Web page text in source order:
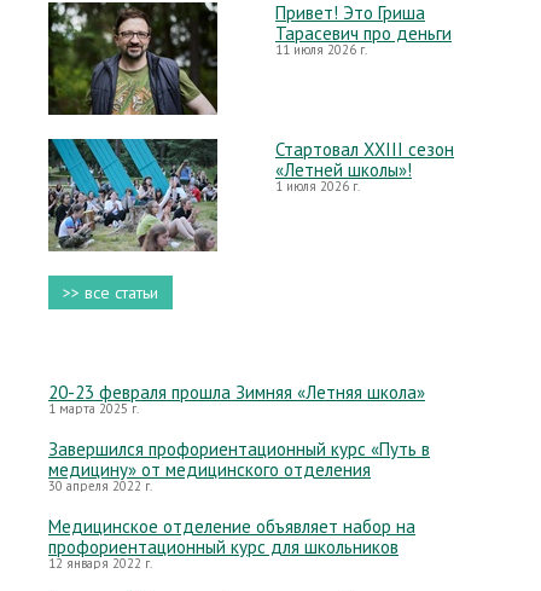
Привет! Это Гриша
Тарасевич про деньги
11 июля 2026 г.
Стартовал XXIII сезон
«Летней школы»!
1 июля 2026 г.
>> все статьи
20-23 февраля прошла Зимняя «Летняя школа»
1 марта 2025 г.
Завершился профориентационный курс «Путь в
медицину» от медицинского отделения
30 апреля 2022 г.
Медицинское отделение объявляет набор на
профориентационный курс для школьников
12 января 2022 г.